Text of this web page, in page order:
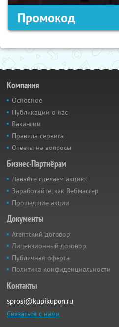
Промокод
Компания
Основное
Публикации о нас
Вакансии
Правила сервиса
Ответы на вопросы
Бизнес-Партнёрам
Давайте сделаем акцию!
Заработайте, как Вебмастер
Прошедшие акции
Документы
Агентский договор
Лицензионный договор
Публичная оферта
Политика конфиденциальности
Контакты
sprosi@kupikupon.ru
Связаться с нами